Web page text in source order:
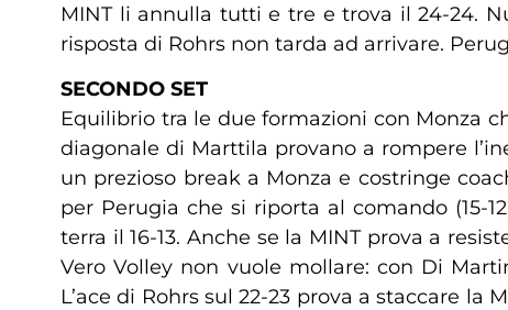
MINT li annulla tutti e tre e trova il 24-24.
risposta di Rohrs non tarda ad arrivare.
SECONDO SET
Equilibrio tra le due formazioni con Monza
diagonale di Marttila provano a rompere
un prezioso break a Monza e costringe
per Perugia che si riporta al comando (15-
terra il 16-13. Anche se la MINT prova a
Vero Volley non vuole mollare: con Di
L’ace di Rohrs sul 22-23 prova a staccare la